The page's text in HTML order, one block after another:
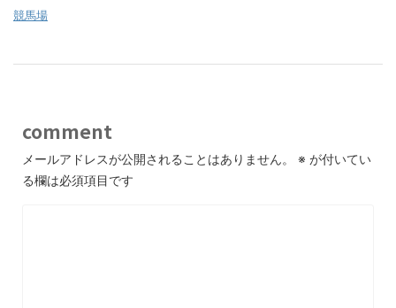
競馬場
comment
メールアドレスが公開されることはありません。 ※ が付いてい
る欄は必須項目です